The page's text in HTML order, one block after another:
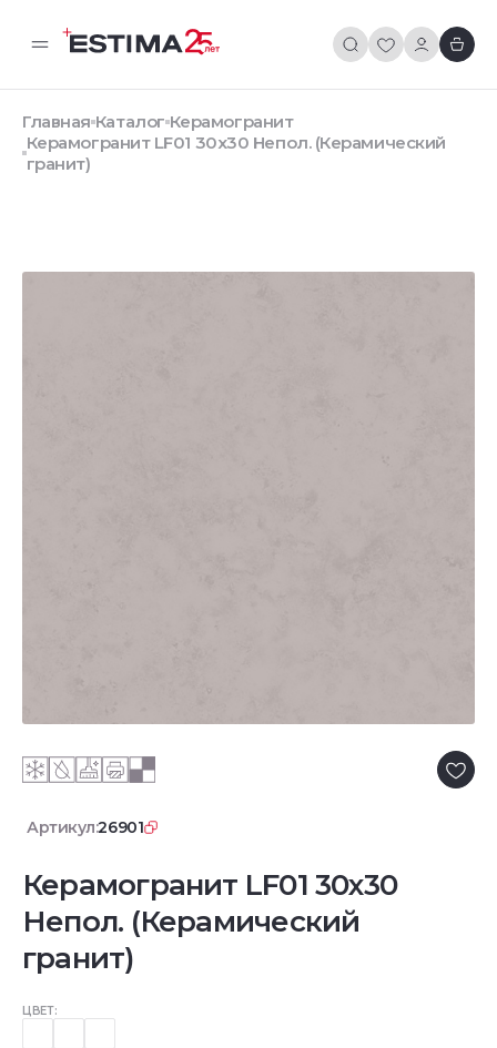
Главная Каталог Керамогранит
Керамогранит LF01 30x30 Непол. (Керамический
гранит)
Артикул:26901
Керамогранит LF01 30x30
Непол. (Керамический
гранит)
ЦВЕТ: